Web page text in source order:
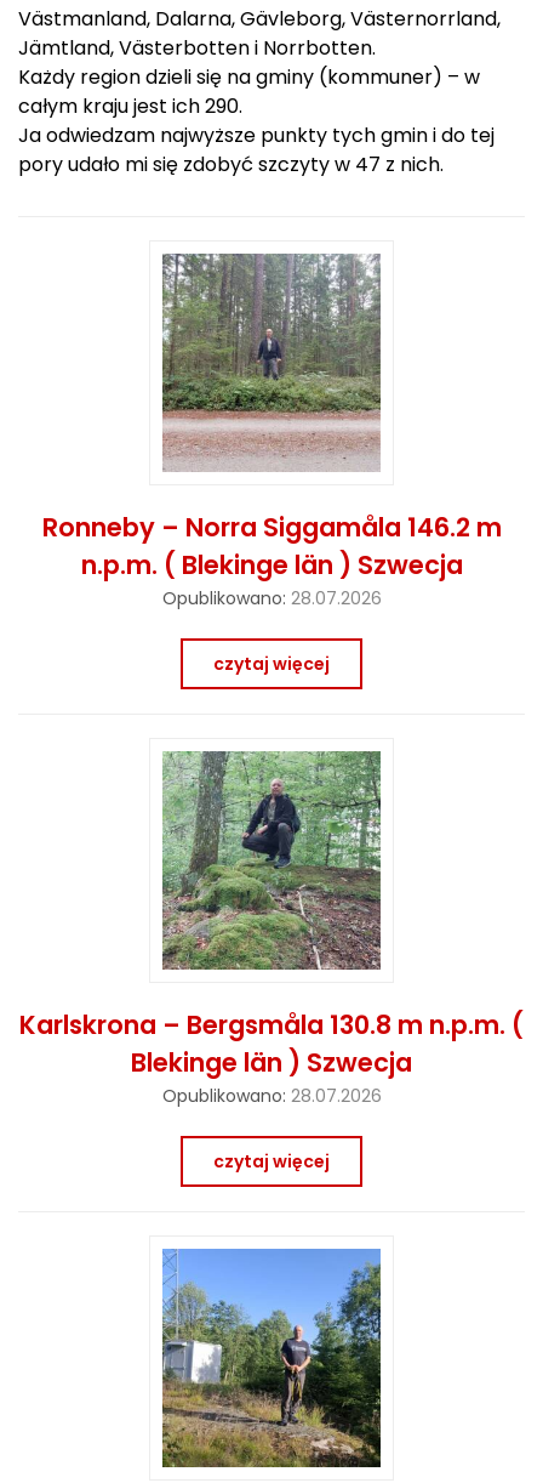
Västmanland, Dalarna, Gävleborg, Västernorrland,
Jämtland, Västerbotten i Norrbotten.
Każdy region dzieli się na gminy (kommuner) – w
całym kraju jest ich 290.
Ja odwiedzam najwyższe punkty tych gmin i do tej
pory udało mi się zdobyć szczyty w 47 z nich.
Ronneby – Norra Siggamåla 146.2 m
n.p.m. ( Blekinge län ) Szwecja
Opublikowano: 28.07.2026
czytaj więcej
Karlskrona – Bergsmåla 130.8 m n.p.m. (
Blekinge län ) Szwecja
Opublikowano: 28.07.2026
czytaj więcej